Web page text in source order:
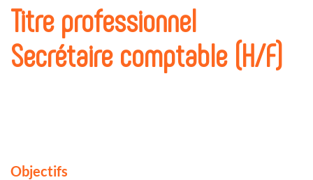
Titre professionnel
Secrétaire comptable (H/F)
Objectifs